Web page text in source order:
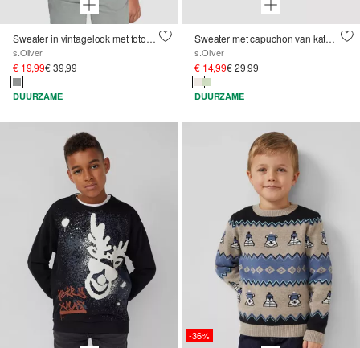
Sweater in vintagelook met fotoprint
s.Oliver
€ 19,99€ 39,99
DUURZAME
Sweater met capuchon van katoenmix met print op de voorkant en op de mouwen
s.Oliver
€ 14,99€ 29,99
DUURZAME
-36%